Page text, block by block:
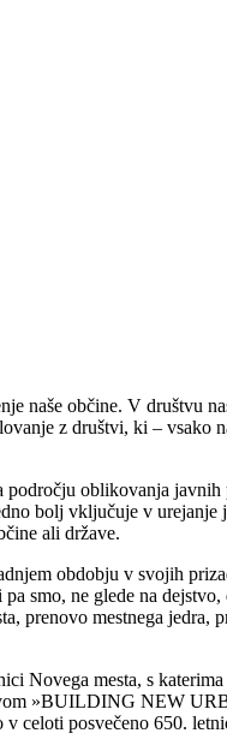
naše občine. V društvu
z društvi, ki – vsako
področju oblikovanja
bolj vključuje v
ali države.
obdobju v svojih
smo, ne glede na
prenovo mestnega jedra,
Novega mesta, s
»BUILDING NEW
celoti posvečeno 650.